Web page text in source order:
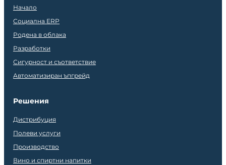
Начало
Социална ERP
Родена в облака
Разработки
Сигурност и съответствие
Автоматизиран ъпгрейд
Решения
Дистрибуция
Полеви услуги
Производство
Вино и спиртни напитки